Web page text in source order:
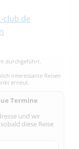
club.de
durchgeführt.
interessante Reisen
erneut.
Termine
und wir
diese Reise